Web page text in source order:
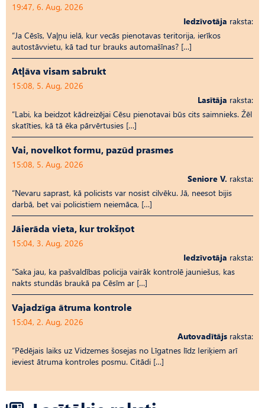
19:47, 6. Aug, 2026
Iedzīvotāja raksta:
“Ja Cēsīs, Vaļņu ielā, kur vecās pienotavas teritorija, ierīkos
autostāvvietu, kā tad tur brauks automašīnas? […]
Atļāva visam sabrukt
15:08, 5. Aug, 2026
Lasītāja raksta:
“Labi, ka beidzot kādreizējai Cēsu pienotavai būs cits saimnieks. Žēl
skatīties, kā tā ēka pārvērtusies […]
Vai, novelkot formu, pazūd prasmes
15:08, 5. Aug, 2026
Seniore V. raksta:
“Nevaru saprast, kā policists var nosist cilvēku. Jā, neesot bijis
darbā, bet vai policistiem neiemāca, […]
Jāierāda vieta, kur trokšņot
15:04, 3. Aug, 2026
Iedzīvotāja raksta:
“Saka jau, ka pašvaldības policija vairāk kontrolē jauniešus, kas
nakts stundās braukā pa Cēsīm ar […]
Vajadzīga ātruma kontrole
15:04, 2. Aug, 2026
Autovadītājs raksta:
“Pēdējais laiks uz Vid­ze­mes šosejas no Līgatnes līdz Ieriķiem arī
ieviest ātruma kontroles posmu. Citādi […]